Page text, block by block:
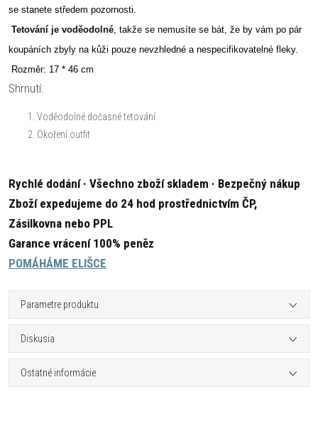
se stanete středem pozornosti.
Tetování je voděodolné, takže se nemusíte se bát, že by vám po pár
koupáních zbyly na kůži pouze nevzhledné a nespecifikovatelné fleky.
Rozměr: 17 * 46 cm
Shrnutí:
Voděodolné dočasné tetování
Okoření outfit
Rychlé dodání · Všechno zboží skladem · Bezpečný nákup
Zboží expedujeme do 24 hod prostřednictvím ČP,
Zásilkovna nebo PPL
Garance vrácení 100% peněz
POMÁHÁME ELIŠCE
Parametre produktu
Diskusia
Ostatné informácie